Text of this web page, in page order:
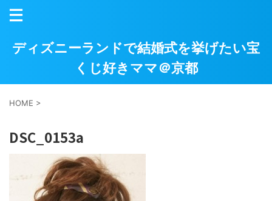
ディズニーランドで結婚式を挙げたい宝
くじ好きママ＠京都
HOME >
DSC_0153a